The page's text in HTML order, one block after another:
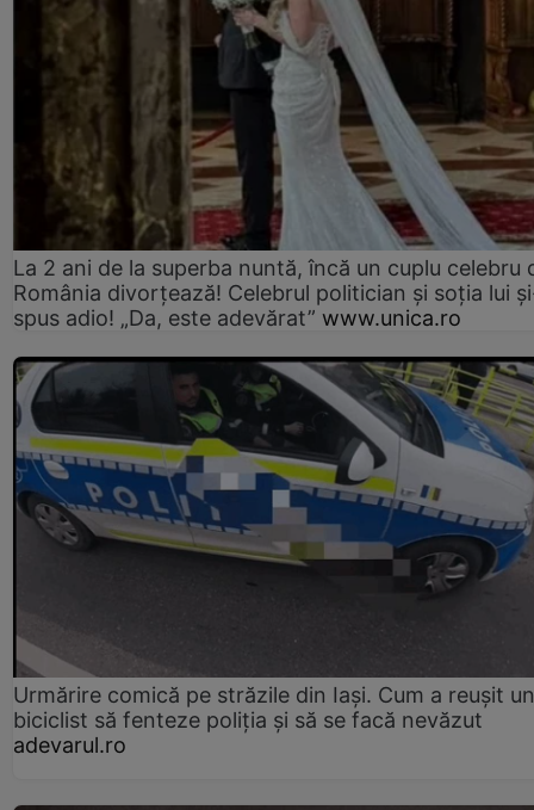
La 2 ani de la superba nuntă, încă un cuplu celebru
România divorțează! Celebrul politician și soția lui
spus adio! „Da, este adevărat” www.unica.ro
Urmărire comică pe străzile din Iași. Cum a reușit un
biciclist să fenteze poliția și să se facă nevăzut
adevarul.ro